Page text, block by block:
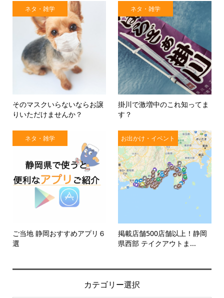
ネタ・雑学
そのマスクいらないならお譲
りいただけませんか？
ネタ・雑学
掛川で激増中のこれ知ってま
す？
ネタ・雑学
ご当地 静岡おすすめアプリ６
選
お出かけ・イベント
掲載店舗500店舗以上！静岡
県西部 テイクアウトま...
カテゴリー選択